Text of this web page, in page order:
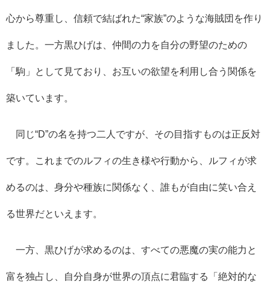
心から尊重し、信頼で結ばれた“家族”のような海賊団を作り
ました。一方黒ひげは、仲間の力を自分の野望のための
「駒」として見ており、お互いの欲望を利用し合う関係を
築いています。
同じ“D”の名を持つ二人ですが、その目指すものは正反対
です。これまでのルフィの生き様や行動から、ルフィが求
めるのは、身分や種族に関係なく、誰もが自由に笑い合え
る世界だといえます。
一方、黒ひげが求めるのは、すべての悪魔の実の能力と
富を独占し、自分自身が世界の頂点に君臨する「絶対的な